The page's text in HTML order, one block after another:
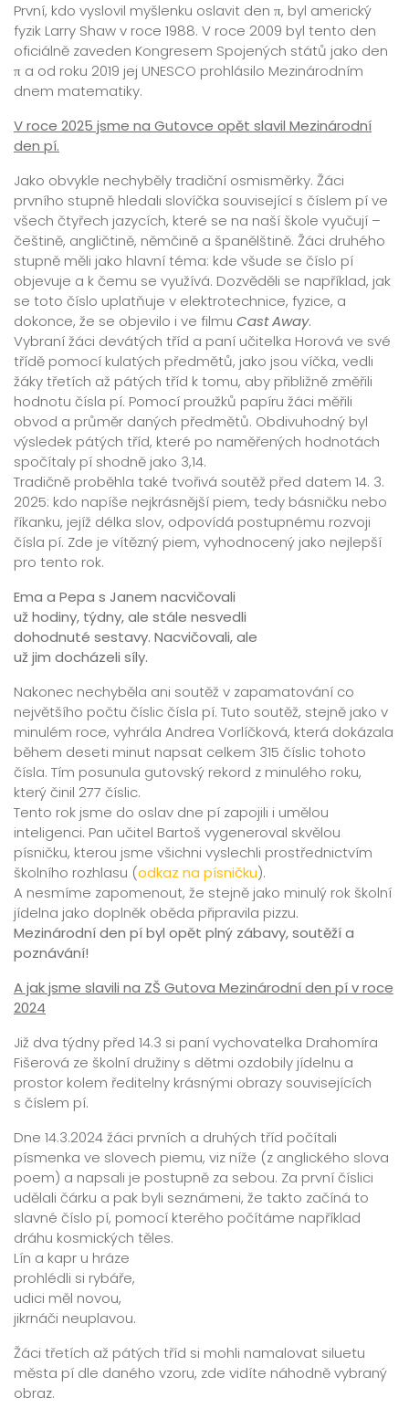
První, kdo vyslovil myšlenku oslavit den π, byl americký
fyzik Larry Shaw v roce 1988. V roce 2009 byl tento den
oficiálně zaveden Kongresem Spojených států jako den
π a od roku 2019 jej UNESCO prohlásilo Mezinárodním
dnem matematiky.
V roce 2025 jsme na Gutovce opět slavil Mezinárodní
den pí.
Jako obvykle nechyběly tradiční osmisměrky. Žáci
prvního stupně hledali slovíčka související s číslem pí ve
všech čtyřech jazycích, které se na naší škole vyučují –
češtině, angličtině, němčině a španělštině. Žáci druhého
stupně měli jako hlavní téma: kde všude se číslo pí
objevuje a k čemu se využívá. Dozvěděli se například, jak
se toto číslo uplatňuje v elektrotechnice, fyzice, a
dokonce, že se objevilo i ve filmu CastAway.
Vybraní žáci devátých tříd a paní učitelka Horová ve své
třídě pomocí kulatých předmětů, jako jsou víčka, vedli
žáky třetích až pátých tříd k tomu, aby přibližně změřili
hodnotu čísla pí. Pomocí proužků papíru žáci měřili
obvod a průměr daných předmětů. Obdivuhodný byl
výsledek pátých tříd, které po naměřených hodnotách
spočítaly pí shodně jako 3,14.
Tradičně proběhla také tvořivá soutěž před datem 14. 3.
2025: kdo napíše nejkrásnější piem, tedy básničku nebo
říkanku, jejíž délka slov, odpovídá postupnému rozvoji
čísla pí. Zde je vítězný piem, vyhodnocený jako nejlepší
pro tento rok.
Ema a Pepa s Janem nacvičovali
už hodiny, týdny, ale stále nesvedli
dohodnuté sestavy. Nacvičovali, ale
už jim docházeli síly.
Nakonec nechyběla ani soutěž v zapamatování co
největšího počtu číslic čísla pí. Tuto soutěž, stejně jako v
minulém roce, vyhrála Andrea Vorlíčková, která dokázala
během deseti minut napsat celkem 315 číslic tohoto
čísla. Tím posunula gutovský rekord z minulého roku,
který činil 277 číslic.
Tento rok jsme do oslav dne pí zapojili i umělou
inteligenci. Pan učitel Bartoš vygeneroval skvělou
písničku, kterou jsme všichni vyslechli prostřednictvím
školního rozhlasu (odkaz na písničku).
A nesmíme zapomenout, že stejně jako minulý rok školní
jídelna jako doplněk oběda připravila pizzu.
Mezinárodní den pí byl opět plný zábavy, soutěží a
poznávání!
A jak jsme slavili na ZŠ Gutova Mezinárodní den pív roce
2024
Již dva týdny před 14.3 si paní vychovatelka Drahomíra
Fišerová ze školní družiny s dětmi ozdobily jídelnu a
prostor kolem ředitelny krásnými obrazy souvisejících
s číslem pí.
Dne 14.3.2024 žáci prvních a druhých tříd počítali
písmenka ve slovech piemu, viz níže (z anglického slova
poem) a napsali je postupně za sebou. Za první číslici
udělali čárku a pak byli seznámeni, že takto začíná to
slavné číslo pí, pomocí kterého počítáme například
dráhu kosmických těles.
Lín a kapr u hráze
prohlédli si rybáře,
udici měl novou,
jikrnáči neuplavou.
Žáci třetích až pátých tříd si mohli namalovat siluetu
města pí dle daného vzoru, zde vidíte náhodně vybraný
obraz.